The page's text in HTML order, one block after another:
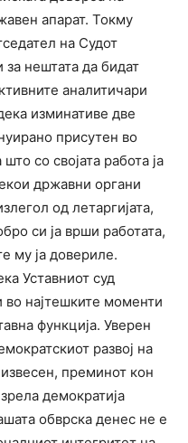
апарат. Токму
на Судот
нештата да бидат
аналитичари
изминативе две
присутен во
со својата работа ја
државни органи
од летаргијата,
си ја врши работата,
му ја довериле.
Уставниот суд
во најтешките моменти
функција. Уверен
развој на
преминот кон
демократија
обврска денес не е